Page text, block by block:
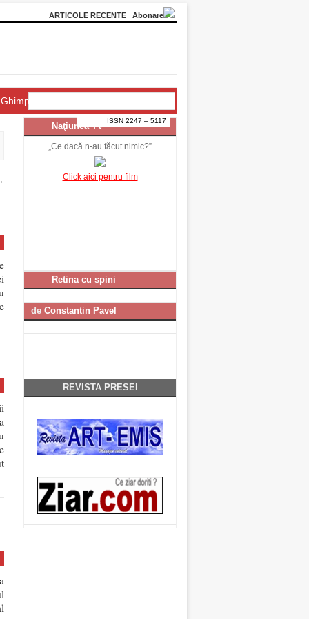
ARTICOLE RECENTE Abonare
ISSN 2247 – 5117
Ghimpele Națiunii
Naţiunea TV
„Ce dacă n-au făcut nimic?”
Click aici pentru film
Retina cu spini
de Constantin Pavel
REVISTA PRESEI